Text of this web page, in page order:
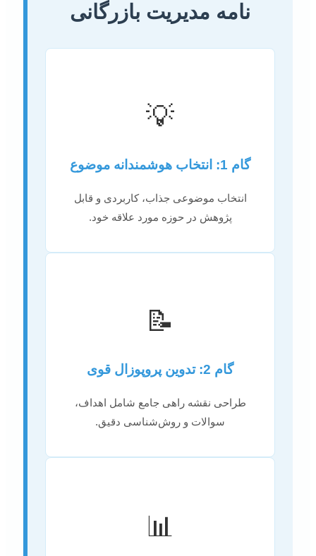
نامه مدیریت بازرگانی
💡
گام 1: انتخاب هوشمندانه موضوع
انتخاب موضوعی جذاب، کاربردی و قابل
پژوهش در حوزه مورد علاقه خود.
📝
گام 2: تدوین پروپوزال قوی
طراحی نقشه راهی جامع شامل اهداف،
سوالات و روش‌شناسی دقیق.
📊